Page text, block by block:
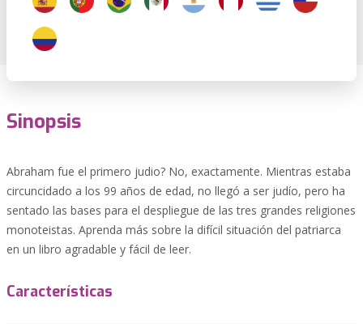
Sinopsis
Abraham fue el primero judio? No, exactamente. Mientras estaba
circuncidado a los 99 años de edad, no llegó a ser judío, pero ha
sentado las bases para el despliegue de las tres grandes religiones
monoteistas. Aprenda más sobre la difícil situación del patriarca
en un libro agradable y fácil de leer.
Características